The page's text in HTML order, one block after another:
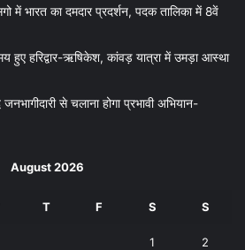
में भारत का दमदार प्रदर्शन, पदक तालिका में 8वें
हरिद्वार-ऋषिकेश, कांवड़ यात्रा में उमड़ा आस्था
से चलाना होगा प्रभावी अभियान-
August 2026
T F S S
1 2